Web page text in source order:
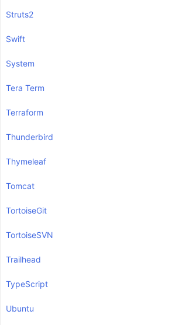
Struts2
Swift
System
Tera Term
Terraform
Thunderbird
Thymeleaf
Tomcat
TortoiseGit
TortoiseSVN
Trailhead
TypeScript
Ubuntu